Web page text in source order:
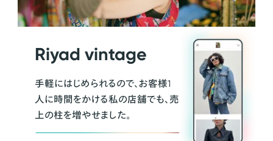
Riyad vintage
手軽にはじめられるので、お客様1
人に時間をかける私の店舗でも、売
上の柱を増やせました。